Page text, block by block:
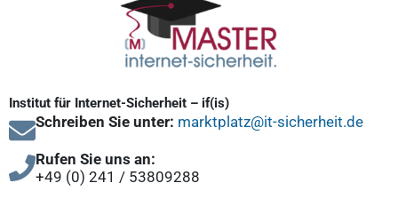
Institut für Internet-Sicherheit – if(is)
Schreiben Sie unter: marktplatz@it-sicherheit.de
Rufen Sie uns an:
+49 (0) 241 / 53809288